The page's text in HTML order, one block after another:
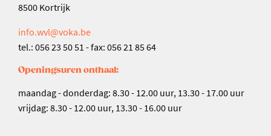
8500 Kortrijk
info.wvl@voka.be
tel.: 056 23 50 51 - fax: 056 21 85 64
Openingsuren onthaal:
maandag - donderdag: 8.30 - 12.00 uur, 13.30 - 17.00 uur
vrijdag: 8.30 - 12.00 uur, 13.30 - 16.00 uur